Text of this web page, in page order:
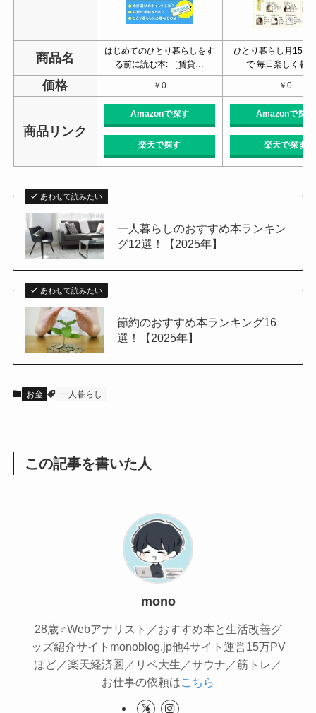
商品名
はじめてのひとり暮らしをす
る前に読む本: ［賃貸…
ひとり暮らし月15万
で 毎日楽しく暮
価格 ￥0 ￥0
商品リンク
Amazonで探す
楽天で探す
Amazonで探す
楽天で探す
あわせて読みたい
一人暮らしのおすすめ本ランキン
グ12選！【2025年】
あわせて読みたい
節約のおすすめ本ランキング16
選！【2025年】
お金 一人暮らし
この記事を書いた人
mono
28歳♂Webアナリスト／おすすめ本と生活改善グ
ッズ紹介サイトmonoblog.jp他4サイト運営15万PV
ほど／楽天経済圏／リベ大生／サウナ／筋トレ／
お仕事の依頼はこちら